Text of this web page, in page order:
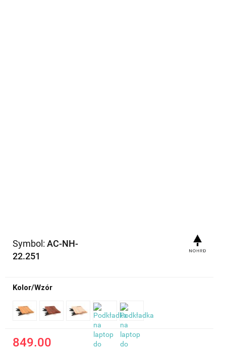
Symbol: AC-NH-
22.251
Kolor/Wzór
849.00